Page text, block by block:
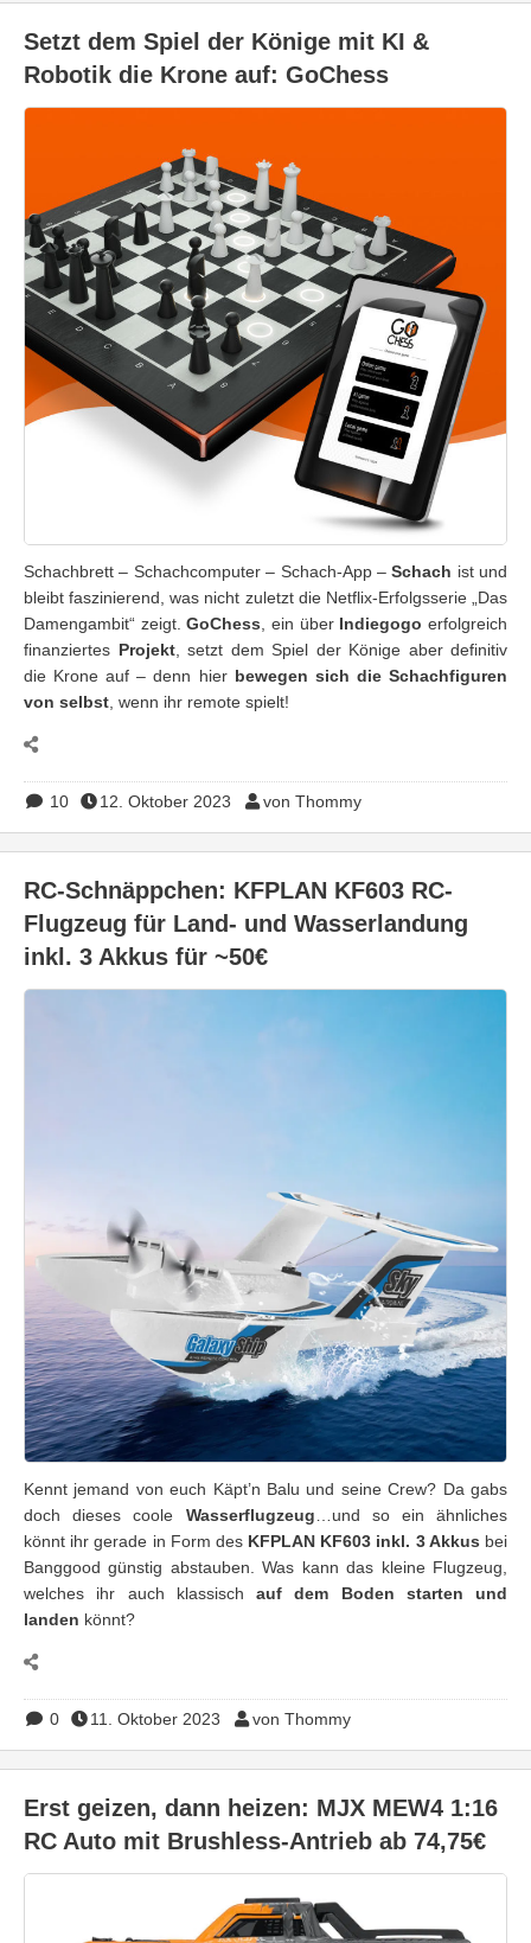
Setzt dem Spiel der Könige mit KI &
Robotik die Krone auf: GoChess
Schachbrett – Schachcomputer – Schach-App –Schach ist und
bleibt faszinierend, was nicht zuletzt die Netflix-Erfolgsserie „Das
Damengambit“ zeigt.GoChess , ein über Indiegogo erfolgreich
finanziertes Projekt, setzt dem Spiel der Könige aber definitiv
die Krone auf – denn hier bewegen sich die Schachfiguren
von selbst , wenn ihr remote spielt!
10 12. Oktober 2023 von Thommy
RC-Schnäppchen: KFPLAN KF603 RC-
Flugzeug für Land- und Wasserlandung
inkl. 3 Akkus für ~50€
Kennt jemand von euch Käpt’n Balu und seine Crew? Da gabs
doch dieses coole Wasserflugzeug …und so ein ähnliches
könnt ihr gerade in Form des KFPLAN KF603 inkl. 3 Akkus bei
Banggood günstig abstauben. Was kann das kleine Flugzeug,
welches ihr auch klassisch auf dem Boden starten und
landen könnt?
0 11. Oktober 2023 von Thommy
Erst geizen, dann heizen: MJX MEW4 1:16
RC Auto mit Brushless-Antrieb ab 74,75€